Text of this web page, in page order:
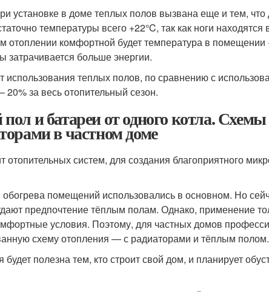
установке в доме теплых полов вызвана еще и тем,
температуры всего +22°C, так как ноги
отоплении комфортной будет температура в
затрачивается больше энергии.
использования теплых полов, по сравнению с
20% за весь отопительный сезон.
и батареи от одного котла.
в частном доме
отопительных систем, для создания благоприятного
помещений использовались в основном. Но
предпочтение тёплым полам. Однако, применение
условия. Поэтому, для частных домов
схему отопления — с радиаторами и тёплым полом.
будет полезна тем, кто строит свой дом, и планирует